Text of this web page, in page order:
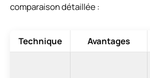
comparaison détaillée :
Technique Avantages